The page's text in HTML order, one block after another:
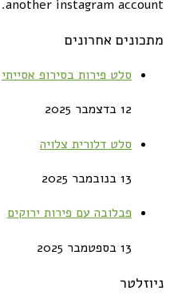
another instagram account.
מתכונים אחרונים
סלט פירות בסירופ אסייתי
12 בדצמבר 2025
סלט דלורית צלויה
13 בנובמבר 2025
פבלובה עם פירות ירוקים
13 בספטמבר 2025
ניוזלטר